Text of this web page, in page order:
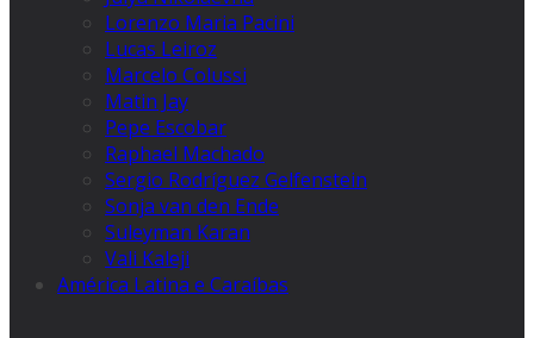
Lorenzo Maria Pacini
Lucas Leiroz
Marcelo Colussi
Matin Jay
Pepe Escobar
Raphael Machado
Sergio Rodríguez Gelfenstein
Sonja van den Ende
Suleyman Karan
Vali Kaleji
América Latina e Caraíbas